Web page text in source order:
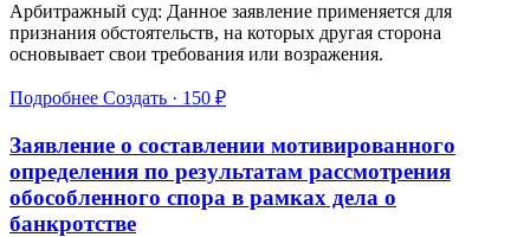
Арбитражный суд: Данное заявление применяется для
признания обстоятельств, на которых другая сторона
основывает свои требования или возражения.
Подробнее Создать · 150 ₽
Заявление о составлении мотивированного
определения по результатам рассмотрения
обособленного спора в рамках дела о
банкротстве